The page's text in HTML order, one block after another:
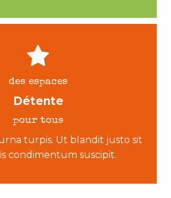
des espaces
Détente
pour tous
turpis. Ut blandit justo sit
condimentum suscipit.